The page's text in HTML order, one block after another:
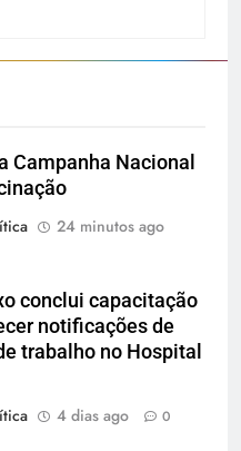
Campanha Nacional
24 minutos ago
conclui capacitação
notificações de
trabalho no Hospital
4 dias ago 0